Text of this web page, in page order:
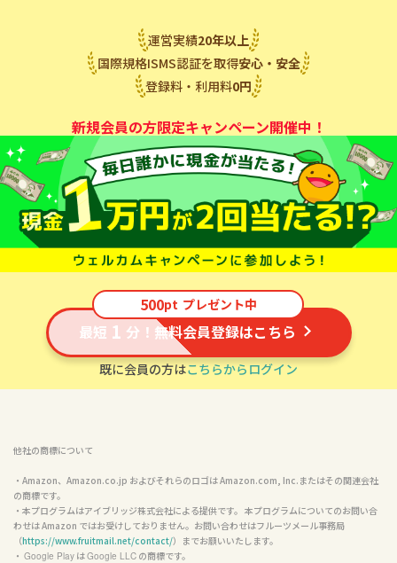
運営実績20年以上
国際規格ISMS認証を取得安心・安全
登録料・利用料0円
新規会員の方限定キャンペーン開催中！
500pt プレゼント中
最短 1 分！無料会員登録はこちら
既に会員の方はこちらからログイン
他社の商標について
・Amazon、Amazon.co.jp およびそれらのロゴは Amazon.com, Inc.またはその関連会社
の商標です。
・本プログラムはアイブリッジ株式会社による提供です。 本プログラムについてのお問い合
わせは Amazon ではお受けしておりません。お問い合わせはフルーツメール事務局
（https://www.fruitmail.net/contact/）までお願いいたします。
・ Google Play は Google LLC の商標です。